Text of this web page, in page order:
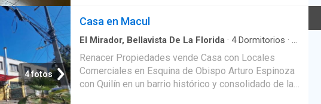
comisión 2% - +Vende M&S PROPIEDADES
4 fotos
Casa en Macul
El Mirador, Bellavista De La Florida · 4Dormitorios · 2
Renacer Propiedades vende Casa con Locales
Comerciales en Esquina de Obispo Arturo Espinoza
con Quilín en un barrio histórico y consolidado de la